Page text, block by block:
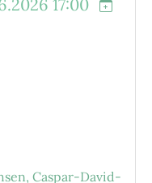
17:00
Caspar-David-